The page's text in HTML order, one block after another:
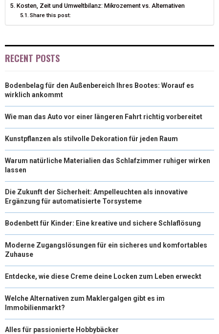
R
Kosten, Zeit und Umweltbilanz: Mikrozement vs. Alternativen
Share this post:
RECENT POSTS
Bodenbelag für den Außenbereich Ihres Bootes: Worauf es
wirklich ankommt
Wie man das Auto vor einer längeren Fahrt richtig vorbereitet
Kunstpflanzen als stilvolle Dekoration für jeden Raum
Warum natürliche Materialien das Schlafzimmer ruhiger wirken
lassen
Die Zukunft der Sicherheit: Ampelleuchten als innovative
Ergänzung für automatisierte Torsysteme
Bodenbett für Kinder: Eine kreative und sichere Schlaflösung
Moderne Zugangslösungen für ein sicheres und komfortables
Zuhause
Entdecke, wie diese Creme deine Locken zum Leben erweckt
Welche Alternativen zum Maklergalgen gibt es im
Immobilienmarkt?
Alles für passionierte Hobbybäcker